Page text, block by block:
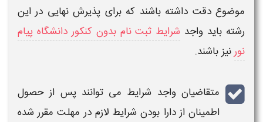
موضوع دقت داشته باشند که برای پذیرش نهایی در این
رشته باید واجد شرایط ثبت نام بدون کنکور دانشگاه پیام
نورنیز باشند.
متقاضیان واجد شرایط می توانند پس از حصول
اطمینان از دارا بودن شرایطلازم در مهلت مقرر شده